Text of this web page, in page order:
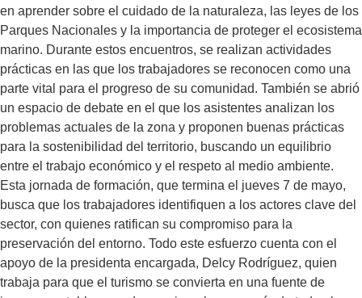
en aprender sobre el cuidado de la naturaleza, las leyes de los
Parques Nacionales y la importancia de proteger el ecosistema
marino. Durante estos encuentros, se realizan actividades
prácticas en las que los trabajadores se reconocen como una
parte vital para el progreso de su comunidad. También se abrió
un espacio de debate en el que los asistentes analizan los
problemas actuales de la zona y proponen buenas prácticas
para la sostenibilidad del territorio, buscando un equilibrio
entre el trabajo económico y el respeto al medio ambiente.
Esta jornada de formación, que termina el jueves 7 de mayo,
busca que los trabajadores identifiquen a los actores clave del
sector, con quienes ratifican su compromiso para la
preservación del entorno. Todo este esfuerzo cuenta con el
apoyo de la presidenta encargada, Delcy Rodríguez, quien
trabaja para que el turismo se convierta en una fuente de